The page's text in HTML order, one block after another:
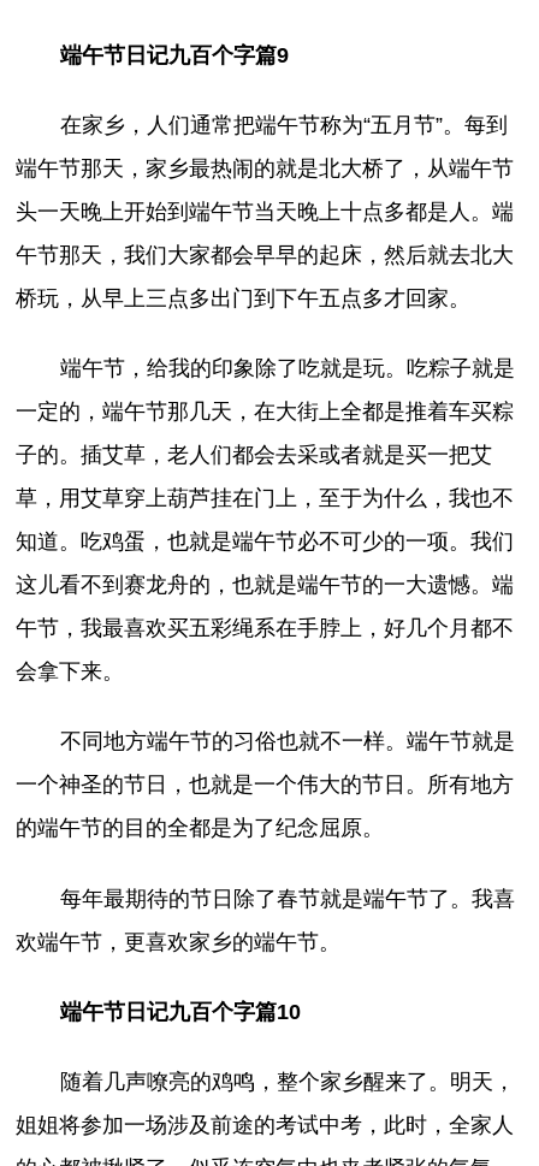
端午节日记九百个字篇9
在家乡，人们通常把端午节称为“五月节”。每到
端午节那天，家乡最热闹的就是北大桥了，从端午节
头一天晚上开始到端午节当天晚上十点多都是人。端
午节那天，我们大家都会早早的起床，然后就去北大
桥玩，从早上三点多出门到下午五点多才回家。
端午节，给我的印象除了吃就是玩。吃粽子就是
一定的，端午节那几天，在大街上全都是推着车买粽
子的。插艾草，老人们都会去采或者就是买一把艾
草，用艾草穿上葫芦挂在门上，至于为什么，我也不
知道。吃鸡蛋，也就是端午节必不可少的一项。我们
这儿看不到赛龙舟的，也就是端午节的一大遗憾。端
午节，我最喜欢买五彩绳系在手脖上，好几个月都不
会拿下来。
不同地方端午节的习俗也就不一样。端午节就是
一个神圣的节日，也就是一个伟大的节日。所有地方
的端午节的目的全都是为了纪念屈原。
每年最期待的节日除了春节就是端午节了。我喜
欢端午节，更喜欢家乡的端午节。
端午节日记九百个字篇10
随着几声嘹亮的鸡鸣，整个家乡醒来了。明天，
姐姐将参加一场涉及前途的考试中考，此时，全家人